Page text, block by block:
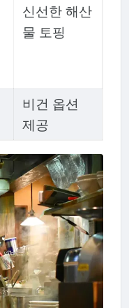
신선한 해산
물 토핑
비건 옵션
제공